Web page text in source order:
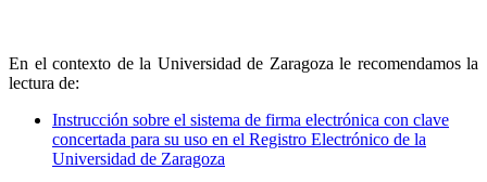
En el contexto de la Universidad de Zaragoza le recomendamos la
lectura de:
Instrucción sobre el sistema de firma electrónica con clave
concertada para su uso en el Registro Electrónico de la
Universidad de Zaragoza